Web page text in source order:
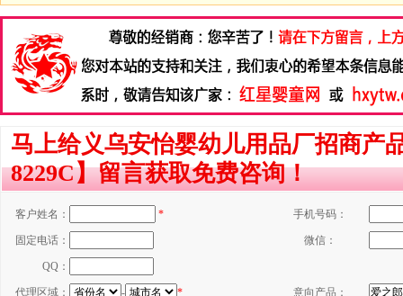
马上给义乌安怡婴幼儿用品厂招商产
8229C】留言获取免费咨询！
客户姓名： * 手机号码：
固定电话： 微信：
QQ：
代理区域： - * 意向产品：